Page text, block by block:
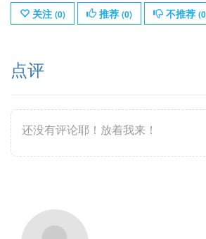
关注 (0) 推荐 (0) 不推荐 (0
点评
还没有评论耶！放着我来！